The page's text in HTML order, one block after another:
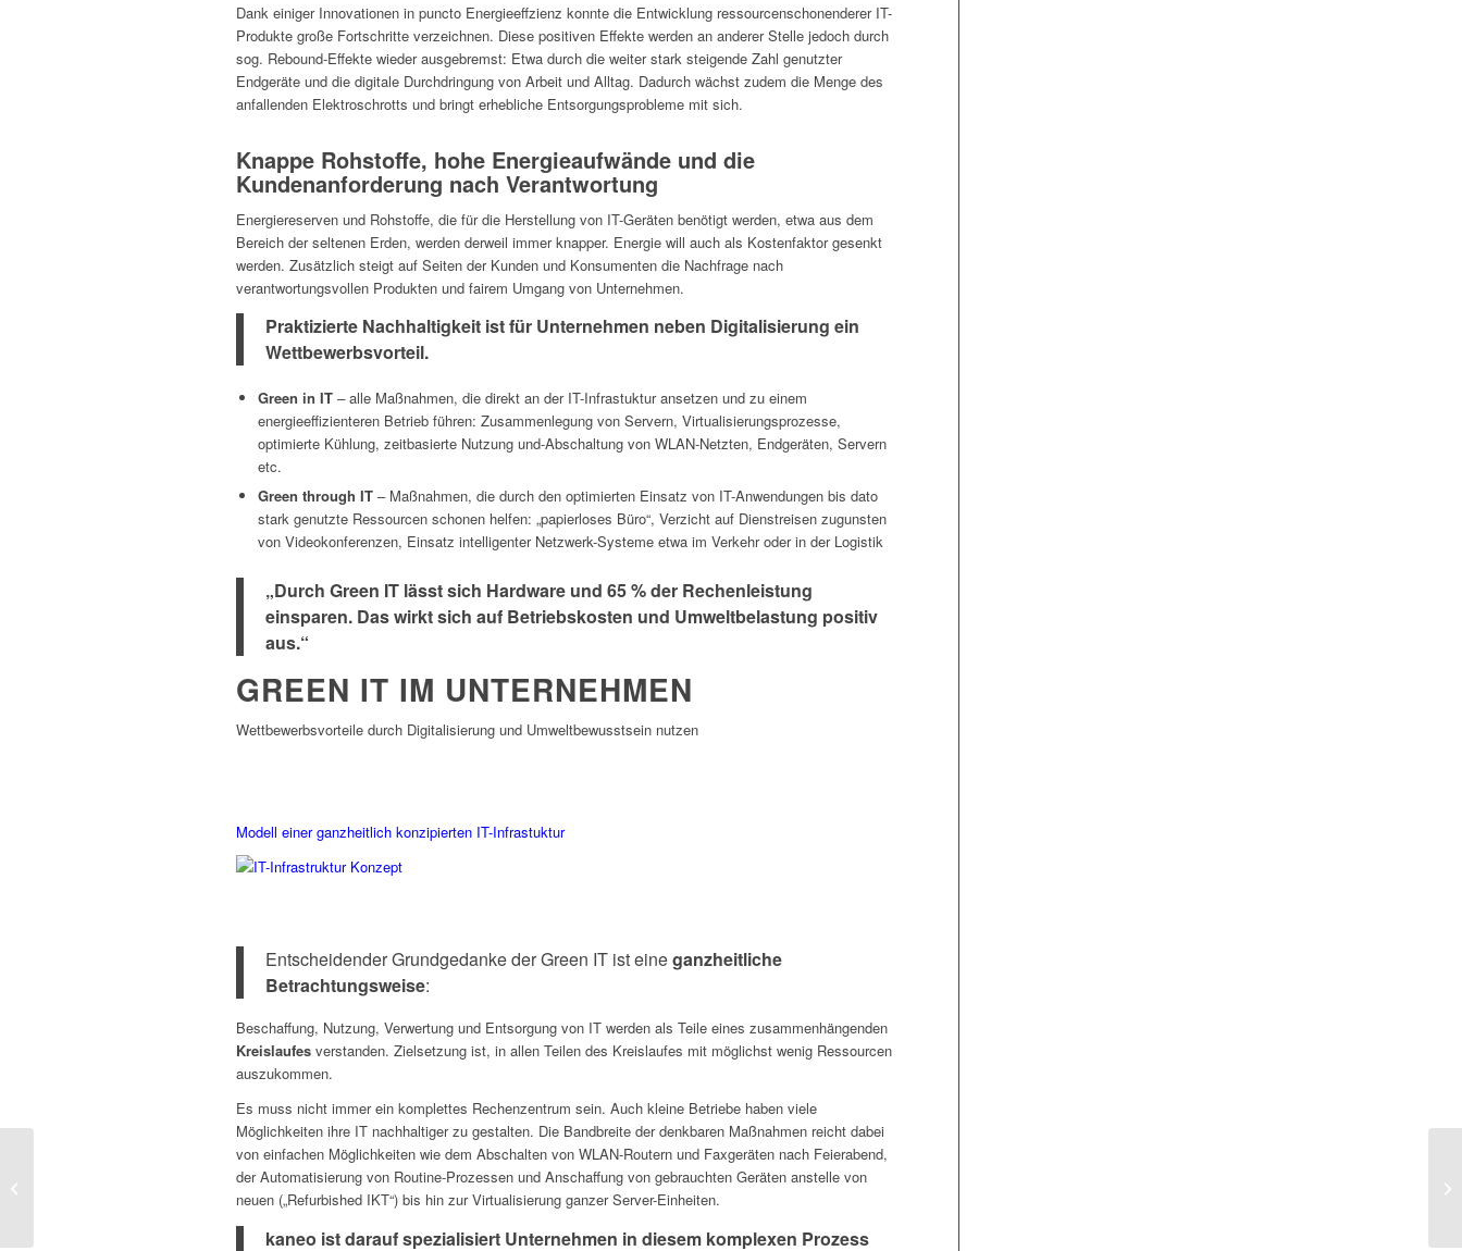
Dank einiger Innovationen in puncto Energieeffzienz konnte die Entwicklung ressourcenschonenderer IT-
Produkte große Fortschritte verzeichnen. Diese positiven Effekte werden an anderer Stelle jedoch durch
sog. Rebound-Effekte wieder ausgebremst: Etwa durch die weiter stark steigende Zahl genutzter
Endgeräte und die digitale Durchdringung von Arbeit und Alltag. Dadurch wächst zudem die Menge des
anfallenden Elektroschrotts und bringt erhebliche Entsorgungsprobleme mit sich.
Knappe Rohstoffe, hohe Energieaufwände und die
Kundenanforderung nach Verantwortung
Energiereserven und Rohstoffe, die für die Herstellung von IT-Geräten benötigt werden, etwa aus dem
Bereich der seltenen Erden, werden derweil immer knapper. Energie will auch als Kostenfaktor gesenkt
werden. Zusätzlich steigt auf Seiten der Kunden und Konsumenten die Nachfrage nach
verantwortungsvollen Produkten und fairem Umgang von Unternehmen.
Praktizierte Nachhaltigkeit ist für Unternehmen neben Digitalisierung ein
Wettbewerbsvorteil.
Green in IT –alle Maßnahmen, die direkt an der IT-Infrastuktur ansetzen und zu einem
energieeffizienteren Betrieb führen: Zusammenlegung von Servern, Virtualisierungsprozesse,
optimierte Kühlung, zeitbasierte Nutzung und-Abschaltung von WLAN-Netzten, Endgeräten, Servern
etc.
Green through IT – Maßnahmen, die durch den optimierten Einsatz von IT-Anwendungen bis dato
stark genutzte Ressourcen schonen helfen: „papierloses Büro“, Verzicht auf Dienstreisen zugunsten
von Videokonferenzen, Einsatz intelligenter Netzwerk-Systeme etwa im Verkehr oder in der Logistik
„Durch Green IT lässt sich Hardware und 65 % der Rechenleistung
einsparen. Das wirkt sich auf Betriebskosten und Umweltbelastung positiv
aus.“
GREEN IT IM UNTERNEHMEN
Wettbewerbsvorteile durch Digitalisierung und Umweltbewusstsein nutzen
Modell einer ganzheitlich konzipierten IT-Infrastuktur
Entscheidender Grundgedanke der Green IT ist eineganzheitliche
Betrachtungsweise:
Beschaffung, Nutzung, Verwertung und Entsorgung von IT werden als Teile eines zusammenhängenden
Kreislaufes verstanden. Zielsetzung ist, in allen Teilen des Kreislaufes mit möglichst wenig Ressourcen
auszukommen.
Es muss nicht immer ein komplettes Rechenzentrum sein. Auch kleine Betriebe haben viele
Möglichkeiten ihre IT nachhaltiger zu gestalten. Die Bandbreite der denkbaren Maßnahmen reicht dabei
von einfachen Möglichkeiten wie dem Abschalten von WLAN-Routern und Faxgeräten nach Feierabend,
der Automatisierung von Routine-Prozessen und Anschaffung von gebrauchten Geräten anstelle von
neuen („Refurbished IKT“) bis hin zur Virtualisierung ganzer Server-Einheiten.
kaneo ist darauf spezialisiert Unternehmen in diesem komplexen Prozess